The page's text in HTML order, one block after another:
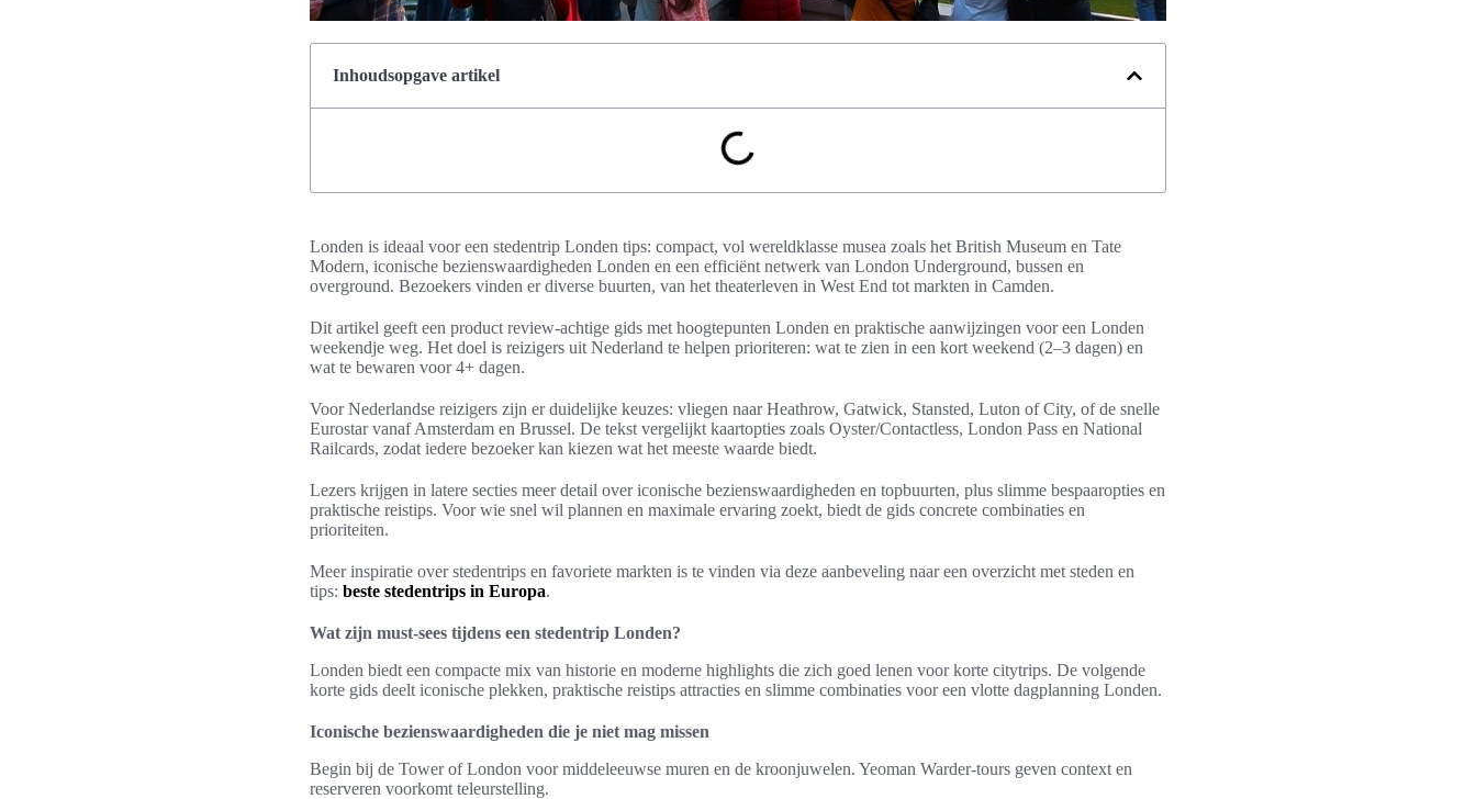
Inhoudsopgave artikel
Londen is ideaal voor een stedentrip Londen tips: compact, vol wereldklasse musea zoals het British Museum en Tate
Modern, iconische bezienswaardigheden Londen en een efficiënt netwerk van London Underground, bussen en
overground. Bezoekers vinden er diverse buurten, van het theaterleven in West End tot markten in Camden.
Dit artikel geeft een product review-achtige gids met hoogtepunten Londen en praktische aanwijzingen voor een Londen
weekendje weg. Het doel is reizigers uit Nederland te helpen prioriteren: wat te zien in een kort weekend (2–3 dagen) en
wat te bewaren voor 4+ dagen.
Voor Nederlandse reizigers zijn er duidelijke keuzes: vliegen naar Heathrow, Gatwick, Stansted, Luton of City, of de snelle
Eurostar vanaf Amsterdam en Brussel. De tekst vergelijkt kaartopties zoals Oyster/Contactless, London Pass en National
Railcards, zodat iedere bezoeker kan kiezen wat het meeste waarde biedt.
Lezers krijgen in latere secties meer detail over iconische bezienswaardigheden en topbuurten, plus slimme bespaaropties en
praktische reistips. Voor wie snel wil plannen en maximale ervaring zoekt, biedt de gids concrete combinaties en
prioriteiten.
Meer inspiratie over stedentrips en favoriete markten is te vinden via deze aanbeveling naar een overzicht met steden en
tips: beste stedentrips in Europa.
Wat zijn must-sees tijdens een stedentrip Londen?
Londen biedt een compacte mix van historie en moderne highlights die zich goed lenen voor korte citytrips. De volgende
korte gids deelt iconische plekken, praktische reistips attracties en slimme combinaties voor een vlotte dagplanning Londen.
Iconische bezienswaardigheden die je niet mag missen
Begin bij de Tower of London voor middeleeuwse muren en de kroonjuwelen. Yeoman Warder-tours geven context en
reserveren voorkomt teleurstelling.